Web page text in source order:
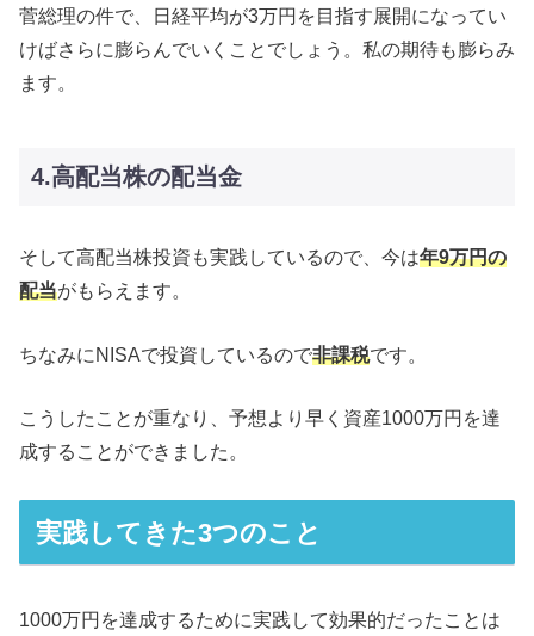
菅総理の件で、日経平均が3万円を目指す展開になってい
けばさらに膨らんでいくことでしょう。私の期待も膨らみ
ます。
4.高配当株の配当金
そして高配当株投資も実践しているので、今は年9万円の
配当がもらえます。
ちなみにNISAで投資しているので非課税です。
こうしたことが重なり、予想より早く資産1000万円を達
成することができました。
実践してきた3つのこと
1000万円を達成するために実践して効果的だったことは